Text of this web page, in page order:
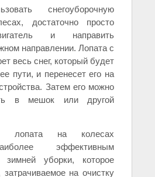
снегоуборочную
достаточно просто
и направить
направлении. Лопата с
весь снег, который будет
пути, и перенесет его на
Затем его можно
в мешок или другой
лопата на колесах
эффективным
уборки, которое
затрачиваемое на очистку